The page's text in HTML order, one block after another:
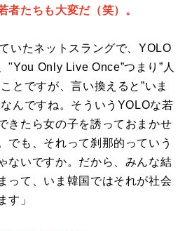
たちも大変だ（笑）。
いたネットスラングで、YOLO
"You Only Live Once”つまり”人
とですが、言い換えると”いま
んですね。そういうYOLOな若
きたら女の子を誘っておまかせ
でも、それって刹那的っていう
ないですか。だから、みんな結
って、いま韓国ではそれが社会
す」